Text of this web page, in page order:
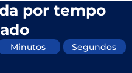
por tempo
Minutos Segundos